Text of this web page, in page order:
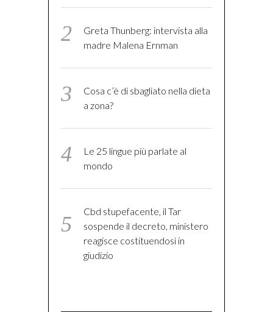
Greta Thunberg: intervista alla
madre Malena Ernman
Cosa c’è di sbagliato nella dieta
a zona?
Le 25 lingue più parlate al
mondo
Cbd stupefacente, il Tar
sospende il decreto, ministero
reagisce costituendosi in
giudizio